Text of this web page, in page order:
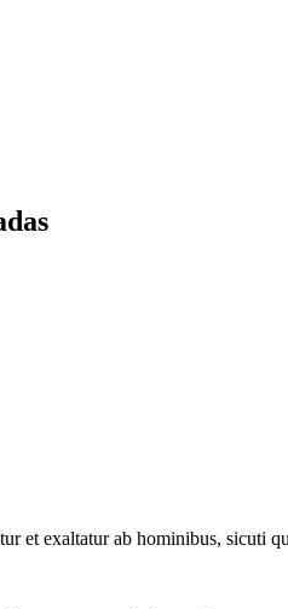
et exaltatur ab hominibus, sicuti